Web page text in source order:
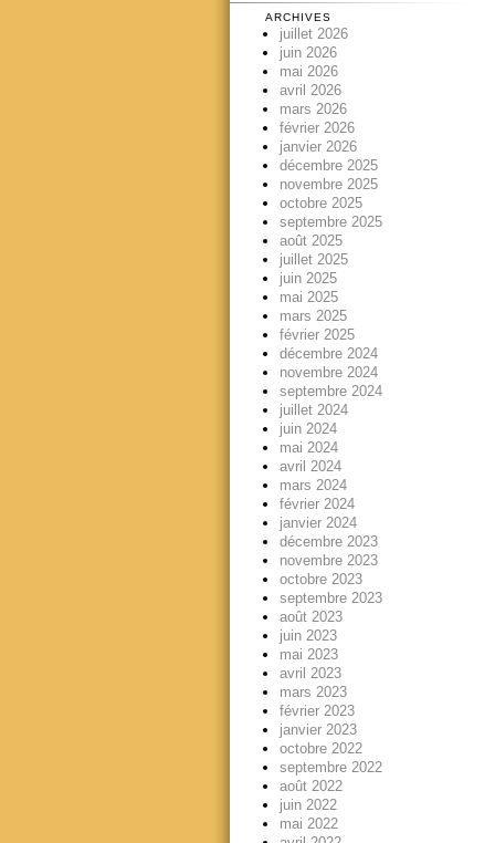
ARCHIVES
juillet 2026
juin 2026
mai 2026
avril 2026
mars 2026
février 2026
janvier 2026
décembre 2025
novembre 2025
octobre 2025
septembre 2025
août 2025
juillet 2025
juin 2025
mai 2025
mars 2025
février 2025
décembre 2024
novembre 2024
septembre 2024
juillet 2024
juin 2024
mai 2024
avril 2024
mars 2024
février 2024
janvier 2024
décembre 2023
novembre 2023
octobre 2023
septembre 2023
août 2023
juin 2023
mai 2023
avril 2023
mars 2023
février 2023
janvier 2023
octobre 2022
septembre 2022
août 2022
juin 2022
mai 2022